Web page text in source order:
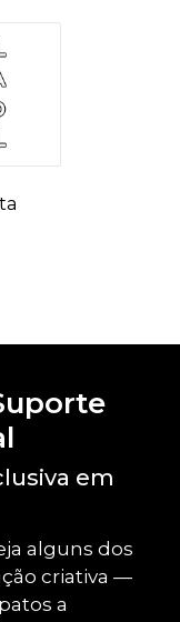
em
alguns dos
criativa —
a